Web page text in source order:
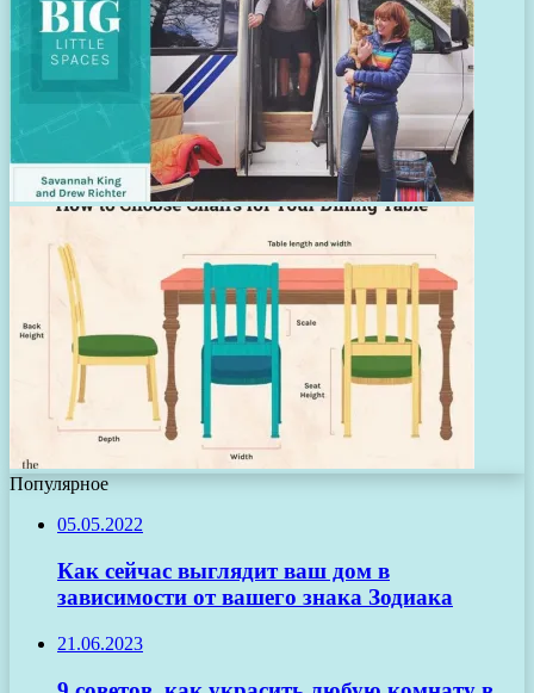
Популярное
05.05.2022
Как сейчас выглядит ваш дом в
зависимости от вашего знака Зодиака
21.06.2023